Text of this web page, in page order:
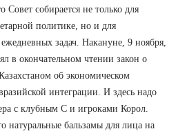
Совет собирается не только для
политике, но и для
задач. Накануне, 9 ноября,
в окончательном чтении закон о
об экономическом
интеграции. И здесь надо
с клубным C и игроками Корол.
натуральные бальзамы для лица на